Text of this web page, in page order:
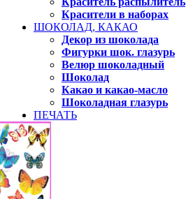
Красители в наборах
ШОКОЛАД, КАКАО
Декор из шоколада
Фигурки шок. глазурь
Велюр шоколадный
Шоколад
Какао и какао-масло
Шоколадная глазурь
ПЕЧАТЬ